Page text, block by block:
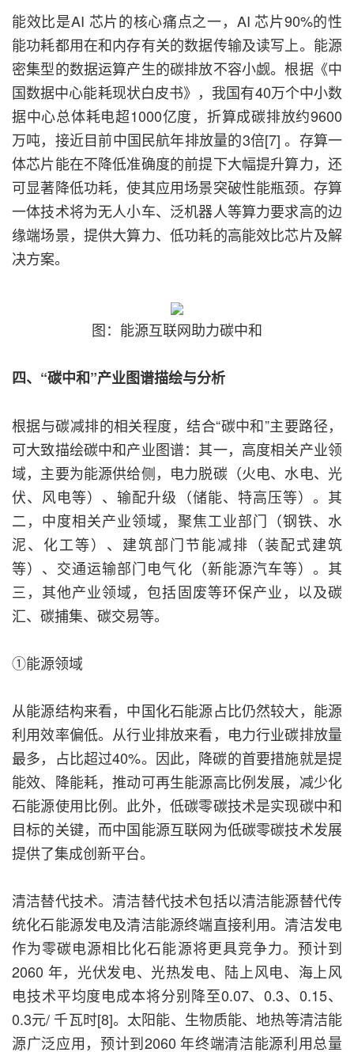
能效比是AI 芯片的核心痛点之一，AI 芯片90%的性
能功耗都用在和内存有关的数据传输及读写上。能源
密集型的数据运算产生的碳排放不容小觑。根据《中
国数据中心能耗现状白皮书》，我国有40万个中小数
据中心总体耗电超1000亿度，折算成碳排放约9600
万吨，接近目前中国民航年排放量的3倍[7] 。存算一
体芯片能在不降低准确度的前提下大幅提升算力，还
可显著降低功耗，使其应用场景突破性能瓶颈。存算
一体技术将为无人小车、泛机器人等算力要求高的边
缘端场景，提供大算力、低功耗的高能效比芯片及解
决方案。
图：能源互联网助力碳中和
四、“碳中和”产业图谱描绘与分析
根据与碳减排的相关程度，结合“碳中和”主要路径，
可大致描绘碳中和产业图谱：其一，高度相关产业领
域，主要为能源供给侧，电力脱碳（火电、水电、光
伏、风电等）、输配升级（储能、特高压等）。其
二，中度相关产业领域，聚焦工业部门（钢铁、水
泥、化工等）、建筑部门节能减排（装配式建筑
等）、交通运输部门电气化（新能源汽车等）。其
三，其他产业领域，包括固废等环保产业，以及碳
汇、碳捕集、碳交易等。
①能源领域
从能源结构来看，中国化石能源占比仍然较大，能源
利用效率偏低。从行业排放来看，电力行业碳排放量
最多，占比超过40%。因此，降碳的首要措施就是提
能效、降能耗，推动可再生能源高比例发展，减少化
石能源使用比例。此外，低碳零碳技术是实现碳中和
目标的关键，而中国能源互联网为低碳零碳技术发展
提供了集成创新平台。
清洁替代技术。清洁替代技术包括以清洁能源替代传
统化石能源发电及清洁能源终端直接利用。清洁发电
作为零碳电源相比化石能源将更具竞争力。预计到
2060 年，光伏发电、光热发电、陆上风电、海上风
电技术平均度电成本将分别降至0.07、0.3、0.15、
0.3元/ 千瓦时[8]。太阳能、生物质能、地热等清洁能
源广泛应用，预计到2060 年终端清洁能源利用总量